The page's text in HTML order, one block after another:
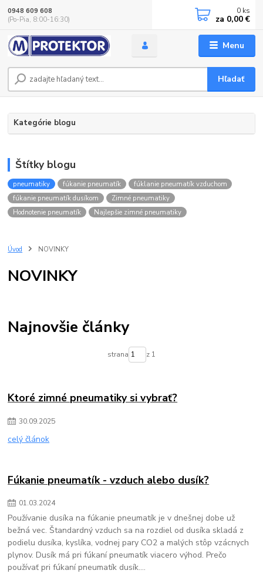
Menu
Hľadať
0948 609 608
(Po-Pia, 8:00-16:30)
0 ks
za 0,00 €
Kategórie blogu
Štítky blogu
pneumatiky fúkanie pneumatík
fúklanie pneumatík vzduchom
fúkanie pneumatík dusíkom
Zimné pneumatiky
Hodnotenie pneumatík
Najlepšie zimné pneumatiky
Úvod NOVINKY
NOVINKY
Najnovšie články
strana z 1
Ktoré zimné pneumatiky si vybrať?
30.09.2025
celý článok
Fúkanie pneumatík - vzduch alebo dusík?
01.03.2024
Používanie dusíka na fúkanie pneumatík je v dnešnej dobe už
bežná vec. Štandardný vzduch sa na rozdiel od dusíka skladá z
podielu dusíka, kyslíka, vodnej pary CO2 a malých stôp vzácnych
plynov. Dusík má pri fúkaní pneumatík viacero výhod. Prečo
používať pri fúkaní pneumatík dusík....